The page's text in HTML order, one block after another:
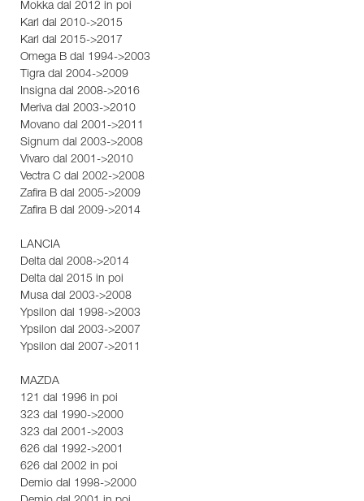
Mokka dal 2012 in poi
Karl dal 2010->2015
Karl dal 2015->2017
Omega B dal 1994->2003
Tigra dal 2004->2009
Insigna dal 2008->2016
Meriva dal 2003->2010
Movano dal 2001->2011
Signum dal 2003->2008
Vivaro dal 2001->2010
Vectra C dal 2002->2008
Zafira B dal 2005->2009
Zafira B dal 2009->2014
LANCIA
Delta dal 2008->2014
Delta dal 2015 in poi
Musa dal 2003->2008
Ypsilon dal 1998->2003
Ypsilon dal 2003->2007
Ypsilon dal 2007->2011
MAZDA
121 dal 1996 in poi
323 dal 1990->2000
323 dal 2001->2003
626 dal 1992->2001
626 dal 2002 in poi
Demio dal 1998->2000